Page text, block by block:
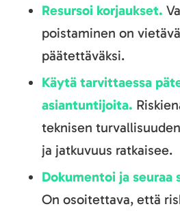
Resursoi korjaukset.
poistaminen on
päätettäväksi.
Käytä tarvittaessa
asiantuntijoita.
teknisen
ja jatkuvuus ratkaisee.
Dokumentoi ja
On osoitettava, että